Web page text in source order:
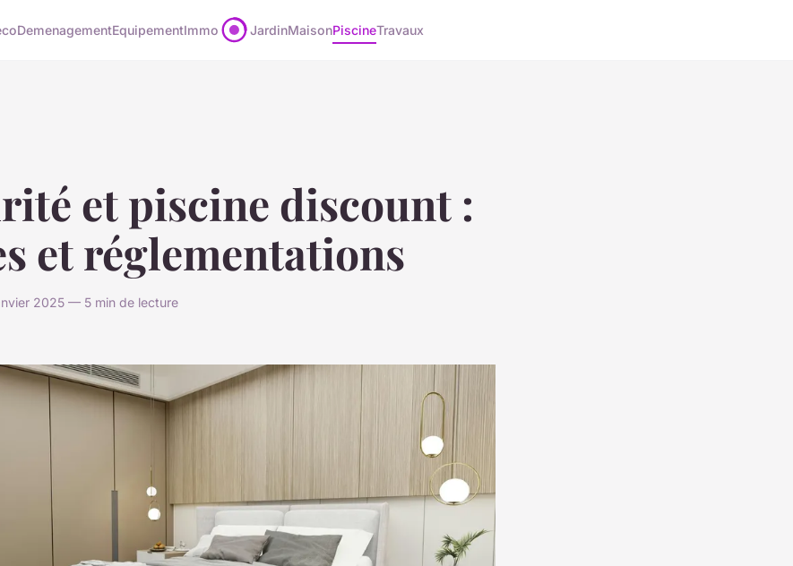
DemenagementEquipementImmo JardinMaisonPiscineTravaux
et piscine discount :
et réglementations
2025 — 5 min de lecture